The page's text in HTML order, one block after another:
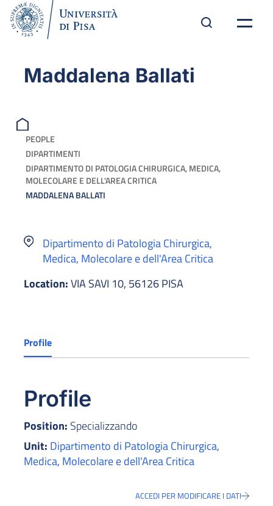
Maddalena Ballati
PEOPLE
DIPARTIMENTI
DIPARTIMENTO DI PATOLOGIA CHIRURGICA, MEDICA,
MOLECOLARE E DELL'AREA CRITICA
MADDALENA BALLATI
Dipartimento di Patologia Chirurgica,
Medica, Molecolare e dell'Area Critica
Location:VIA SAVI 10, 56126 PISA
Profile
Profile
Position: Specializzando
Unit: Dipartimento di Patologia Chirurgica,
Medica, Molecolare e dell'Area Critica
ACCEDI PER MODIFICARE I DATI